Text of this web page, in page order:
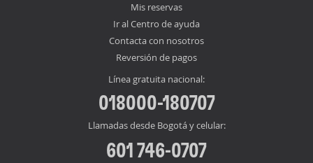
Mis reservas
Ir al Centro de ayuda
Contacta con nosotros
Reversión de pagos
Línea gratuita nacional:
018000-180707
Llamadas desde Bogotá y celular:
601 746-0707